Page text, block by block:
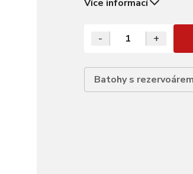
Více informací
- +
Batohy s